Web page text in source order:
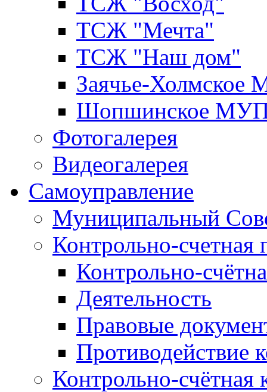
ТСЖ "Мечта"
ТСЖ "Наш дом"
Заячье-
Шопшинское
Фотогалерея
Видеогалерея
Самоуправление
Муниципальный
Контрольно-счетная
Контрольно-
Деятельность
Правовые
Противодействие
Контрольно-счётная